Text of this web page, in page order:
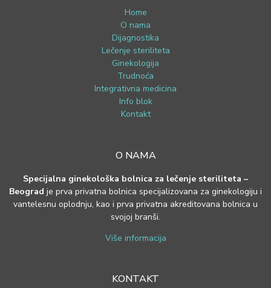
Home
O nama
Dijagnostika
Lečenje steriliteta
Ginekologija
Trudnoća
Integrativna medicina
Info blok
Kontakt
O NAMA
Specijalna ginekološka bolnica za lečenje steriliteta –
Beograd je prva privatna bolnica specijalizovana za ginekologiju i
vantelesnu oplodnju, kao i prva privatna akreditovana bolnica u
svojoj branši.
Više informacija
KONTAKT